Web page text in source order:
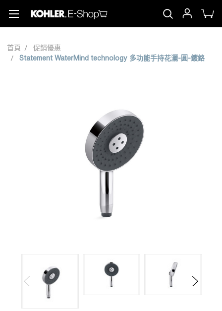
首頁
促銷優惠
Statement WaterMind technology 多功能手持花灑-圓-鍍鉻